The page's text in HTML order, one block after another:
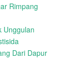
Rimpang
Unggulan
Dari Dapur